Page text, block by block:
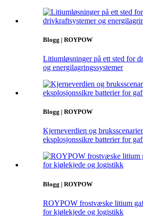
Blogg | ROYPOW
Litiumløsninger på ett sted for
og energilagringssystemer
Blogg | ROYPOW
Kjerneverdien og
eksplosjonssikre batterier for
Blogg | ROYPOW
ROYPOW frostvæske litium
for kjølekjede og logistikk